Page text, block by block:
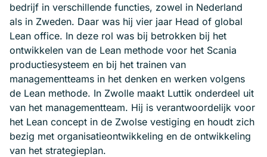
bedrijf in verschillende functies, zowel in Nederland
als in Zweden. Daar was hij vier jaar Head of global
Lean office. In deze rol was bij betrokken bij het
ontwikkelen van de Lean methode voor het Scania
productiesysteem en bij het trainen van
managementteams in het denken en werken volgens
de Lean methode. In Zwolle maakt Luttik onderdeel uit
van het managementteam. Hij is verantwoordelijk voor
het Lean concept in de Zwolse vestiging en houdt zich
bezig met organisatieontwikkeling en de ontwikkeling
van het strategieplan.